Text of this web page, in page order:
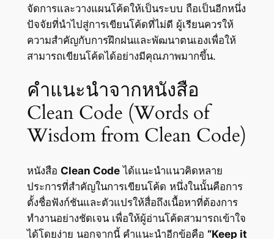
จัดการและวางแผนโค้ดให้เป็นระบบ ถือเป็นอีกหนึ่ง
ปัจจัยที่นำไปสู่การเขียนโค้ดที่ไม่ดี ผู้เรียนควรให้
ความสำคัญกับการฝึกฝนและพัฒนาตนเองเพื่อให้
สามารถเขียนโค้ดได้อย่างมีคุณภาพมากขึ้น.
คำแนะนำจากหนังสือ
Clean Code (Words of
Wisdom from Clean Code)
หนังสือ Clean Codeได้แนะนำแนวคิดหลาย
ประการที่สำคัญในการเขียนโค้ด หนึ่งในนั้นคือการ
ตั้งชื่อฟังก์ชันและตัวแปรให้สื่อถึงเนื้อหาที่ต้องการ
ทำงานอย่างชัดเจน เพื่อให้ผู้อ่านโค้ดสามารถเข้าใจ
ได้โดยง่าย นอกจากนี้ คำแนะนำอีกข้อคือ “Keep it